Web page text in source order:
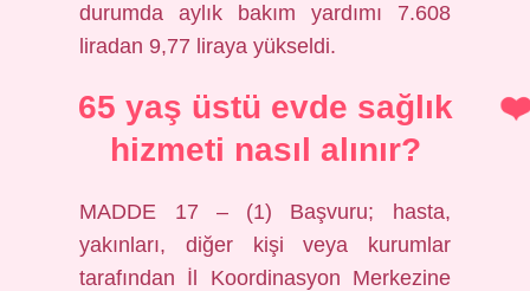
durumda aylık bakım yardımı 7.608
liradan 9,77 liraya yükseldi.
65 yaş üstü evde sağlık
hizmeti nasıl alınır?
MADDE 17 – (1) Başvuru; hasta,
yakınları, diğer kişi veya kurumlar
tarafından İl Koordinasyon Merkezine